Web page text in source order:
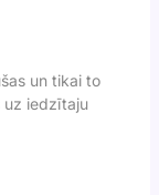
un tikai to
uz iedzītaju